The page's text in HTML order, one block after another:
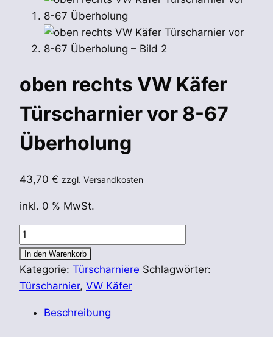
oben rechts VW Käfer
Türscharnier vor 8-67
Überholung
43,70 € zzgl. Versandkosten
inkl. 0 % MwSt.
oben
rechts
VW
Käfer
vor
In den Warenkorb
Kategorie: Türscharniere Schlagwörter:
Türscharnier, VW Käfer
Beschreibung